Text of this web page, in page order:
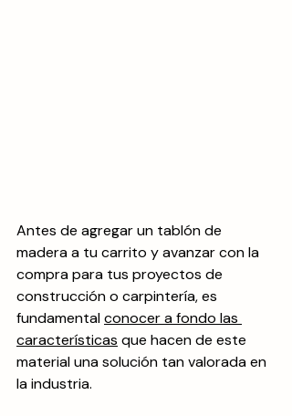
Antes de agregar un tablón de
madera a tu carrito y avanzar con la
compra para tus proyectos de
construcción o carpintería, es
fundamental conocer a fondo las
características que hacen de este
material una solución tan valorada en
la industria.